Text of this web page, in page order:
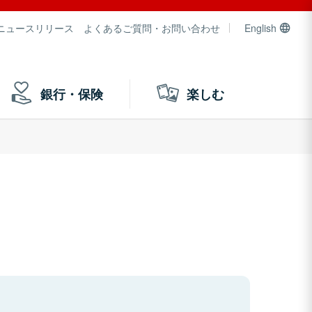
ュースリリース よくあるご質問・お問い合わせ English
銀行・保険 楽しむ